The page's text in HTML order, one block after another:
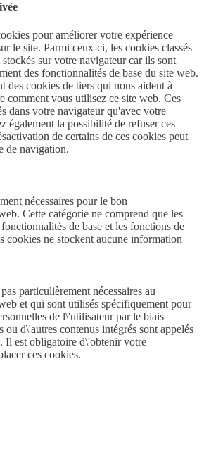
pour améliorer votre expérience
le site. Parmi ceux-ci, les cookies classés
stockés sur votre navigateur car ils sont
des fonctionnalités de base du site web.
des cookies de tiers qui nous aident à
comment vous utilisez ce site web. Ces
dans votre navigateur qu'avec votre
également la possibilité de refuser ces
de certains de ces cookies peut
de navigation.
nécessaires pour le bon
Cette catégorie ne comprend que les
de base et les fonctions de
cookies ne stockent aucune information
particulièrement nécessaires au
et qui sont utilisés spécifiquement pour
de l\'utilisateur par le biais
ou d\'autres contenus intégrés sont appelés
Il est obligatoire d\'obtenir votre
ces cookies.